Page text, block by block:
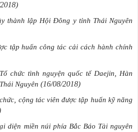
thành lập Hội Đông y tỉnh Thái Nguyên
tập huấn công tác cải cách hành chính
chức tình nguyện quốc tế Daejin, Hàn
Nguyên (16/08/2018)
cộng tác viên được tập huấn kỹ năng
diện miền núi phía Bắc Báo Tài nguyên